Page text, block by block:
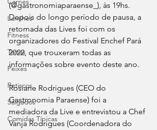
Lanches
Fitness
Tortas
Peixes
Petiscos
Salgados
Comidas Típicas
(@gastronomiaparaense_), às 19hs.
Depois do longo período de pausa, a
retomada das Lives foi com os
organizadores do Festival Enchef Pará
2022, que trouxeram todas as
informações sobre evento deste ano.
Rosiane Rodrigues (CEO do
Gastronomia Paraense) foi a
mediadora da Live e entrevistou a Chef
Vanja Rodrigues (Coordenadora do